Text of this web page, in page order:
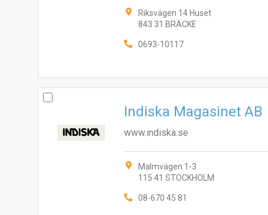
Riksvägen 14 Huset
843 31 BRÄCKE
0693-10117
Indiska Magasinet AB
www.indiska.se
Malmvägen 1-3
115 41 STOCKHOLM
08-670 45 81